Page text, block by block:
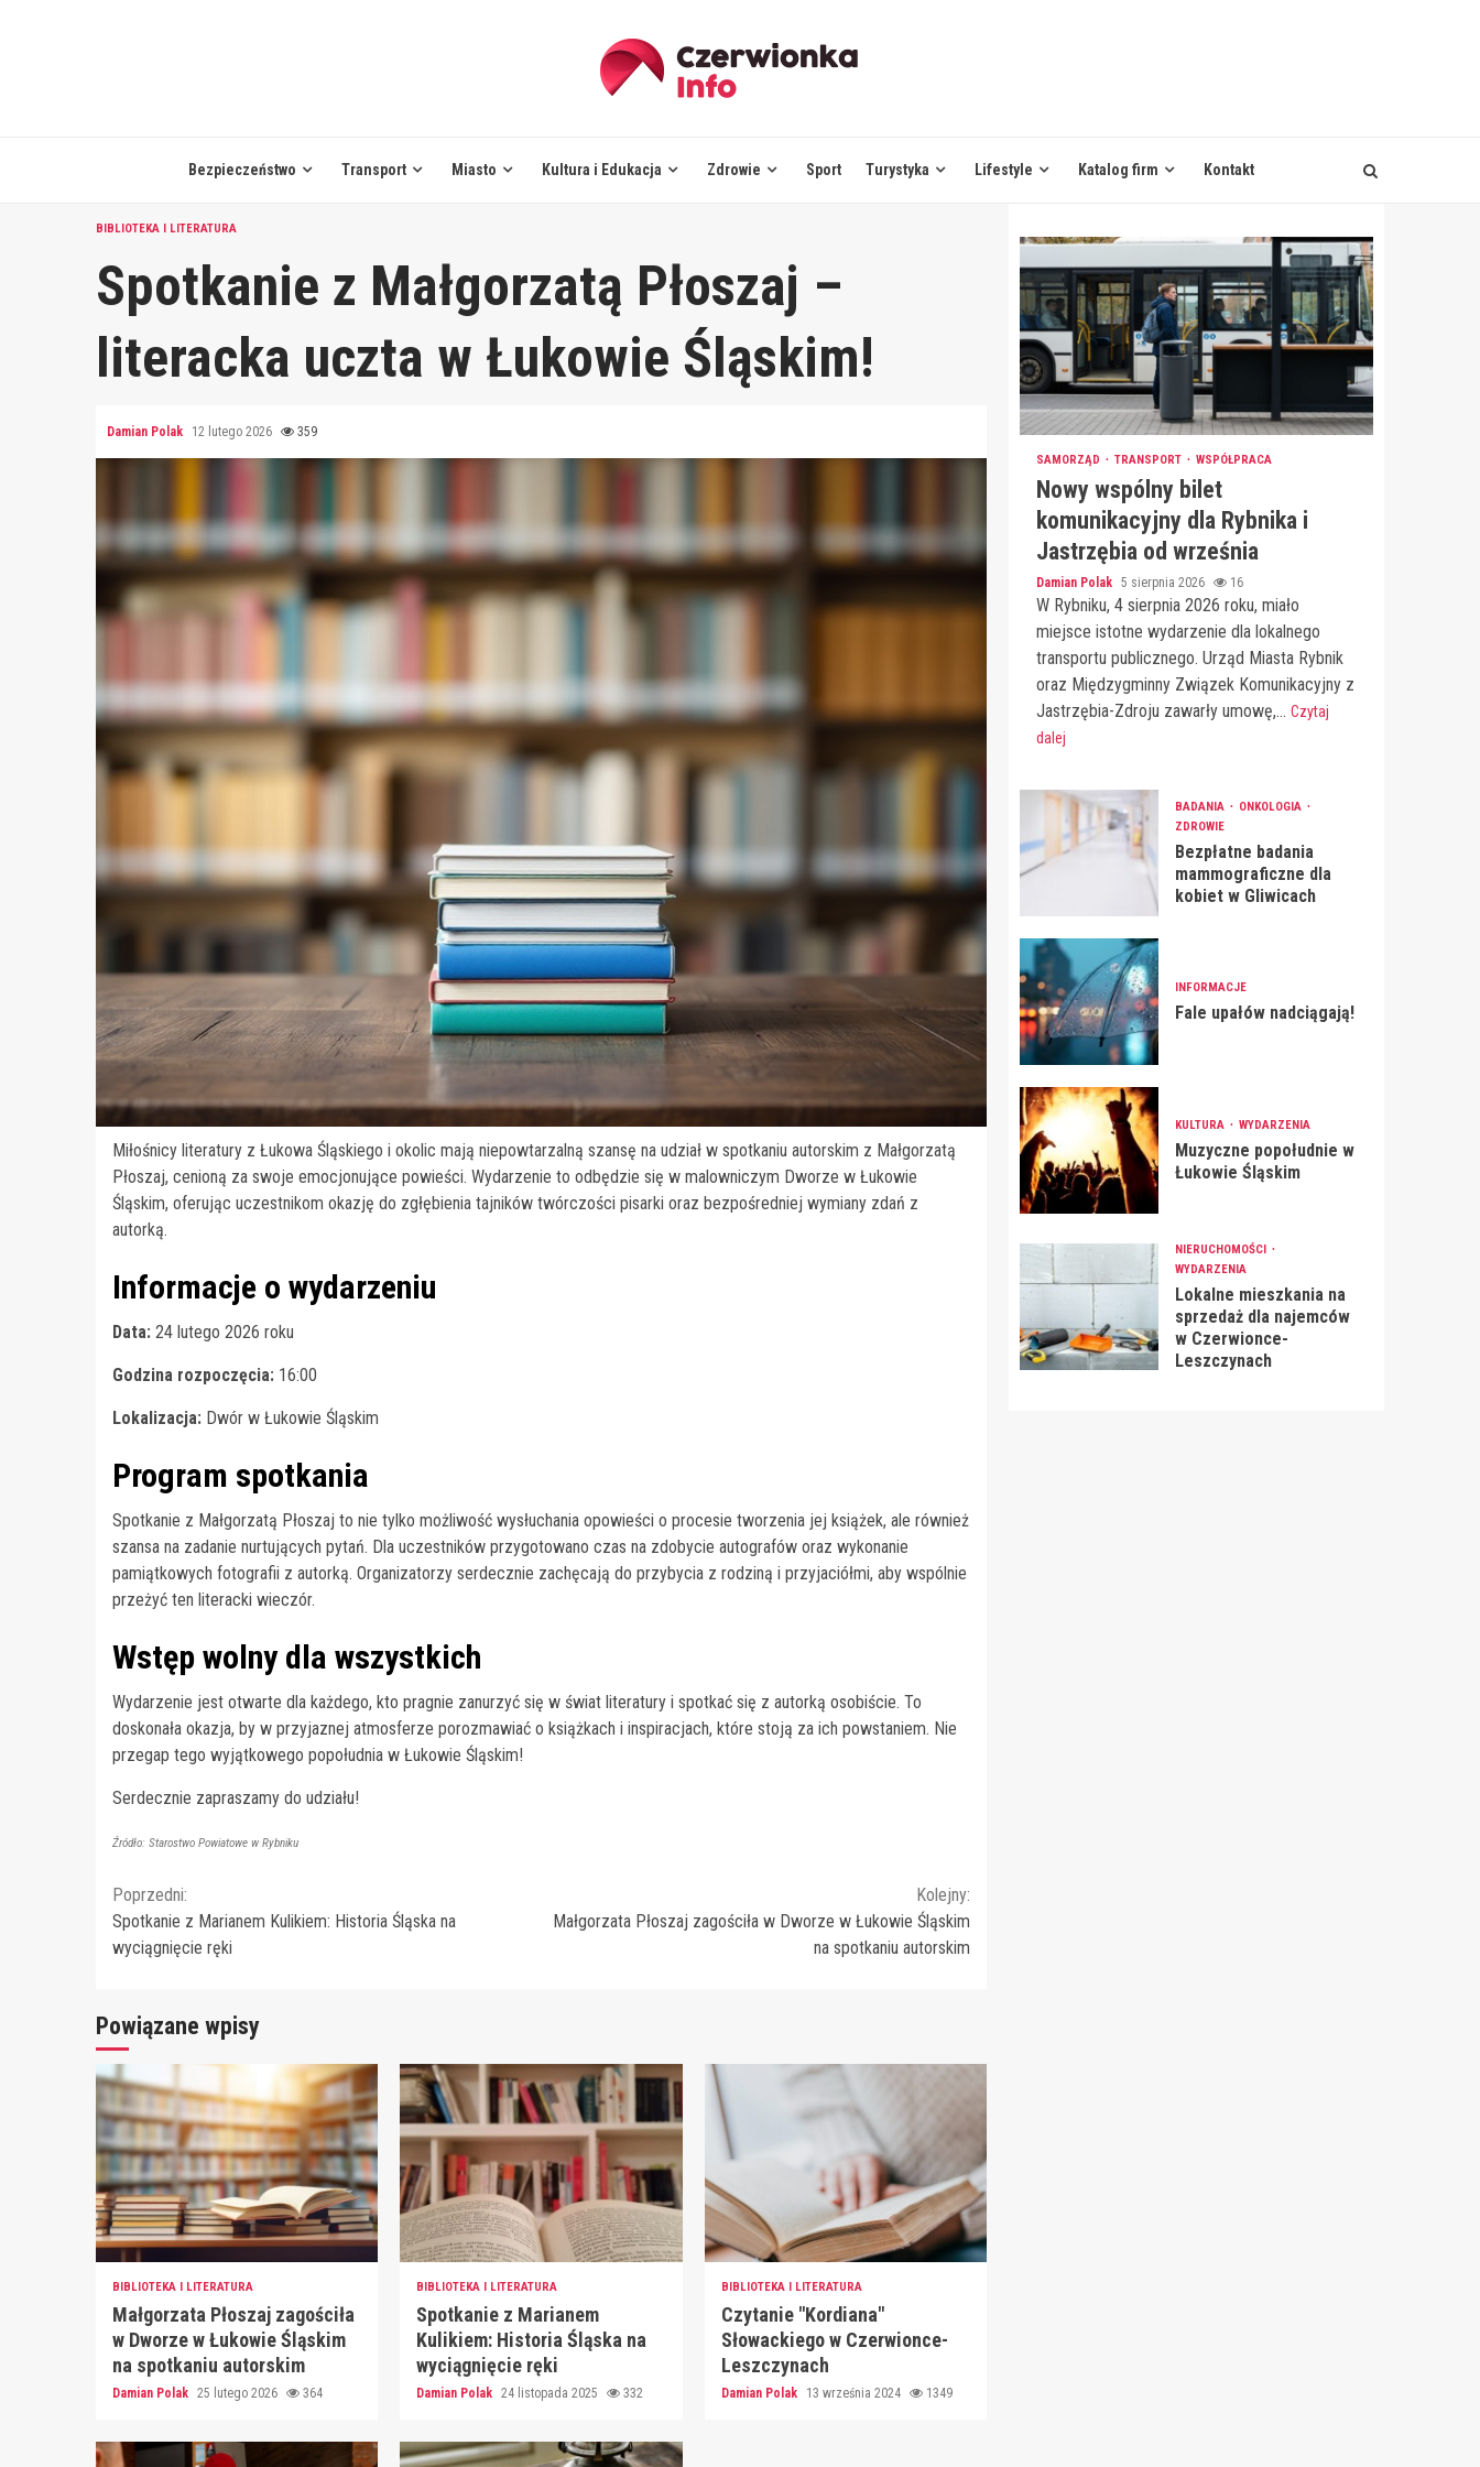
Bezpieczeństwo Transport Miasto Kultura i Edukacja Zdrowie Sport Turystyka Lifestyle Katalog firm Kontakt
BIBLIOTEKA I LITERATURA
Spotkanie z Małgorzatą Płoszaj –
literacka uczta w Łukowie Śląskim!
Damian Polak 12 lutego 2026 359
Miłośnicy literatury z Łukowa Śląskiego i okolic mają niepowtarzalną szansę na udział w spotkaniu autorskim z Małgorzatą
Płoszaj, cenioną za swoje emocjonujące powieści. Wydarzenie to odbędzie się w malowniczym Dworze w Łukowie
Śląskim, oferując uczestnikom okazję do zgłębienia tajników twórczości pisarki oraz bezpośredniej wymiany zdań z
autorką.
Informacje o wydarzeniu
Data: 24 lutego 2026 roku
Godzina rozpoczęcia: 16:00
Lokalizacja: Dwór w Łukowie Śląskim
Program spotkania
Spotkanie z Małgorzatą Płoszaj to nie tylko możliwość wysłuchania opowieści o procesie tworzenia jej książek, ale również
szansa na zadanie nurtujących pytań. Dla uczestników przygotowano czas na zdobycie autografów oraz wykonanie
pamiątkowych fotografii z autorką. Organizatorzy serdecznie zachęcają do przybycia z rodziną i przyjaciółmi, aby wspólnie
przeżyć ten literacki wieczór.
Wstęp wolny dla wszystkich
Wydarzenie jest otwarte dla każdego, kto pragnie zanurzyć się w świat literatury i spotkać się z autorką osobiście. To
doskonała okazja, by w przyjaznej atmosferze porozmawiać o książkach i inspiracjach, które stoją za ich powstaniem. Nie
przegap tego wyjątkowego popołudnia w Łukowie Śląskim!
Serdecznie zapraszamy do udziału!
Źródło: Starostwo Powiatowe w Rybniku
Continue
Reading
Poprzedni:
Spotkanie z Marianem Kulikiem: Historia Śląska na
wyciągnięcie ręki
Kolejny:
Małgorzata Płoszaj zagościła w Dworze w Łukowie Śląskim
na spotkaniu autorskim
Powiązane wpisy
BIBLIOTEKA I LITERATURA
Małgorzata Płoszaj zagościła
w Dworze w Łukowie Śląskim
na spotkaniu autorskim
Damian Polak 25 lutego 2026 364
BIBLIOTEKA I LITERATURA
Spotkanie z Marianem
Kulikiem: Historia Śląska na
wyciągnięcie ręki
Damian Polak 24 listopada 2025 332
BIBLIOTEKA I LITERATURA
Czytanie "Kordiana"
Słowackiego w Czerwionce-
Leszczynach
Damian Polak 13 września 2024 1349
SAMORZĄD TRANSPORT WSPÓŁPRACA
Nowy wspólny bilet
komunikacyjny dla Rybnika i
Jastrzębia od września
Damian Polak 5 sierpnia 2026 16
W Rybniku, 4 sierpnia 2026 roku, miało
miejsce istotne wydarzenie dla lokalnego
transportu publicznego. Urząd Miasta Rybnik
oraz Międzygminny Związek Komunikacyjny z
Jastrzębia-Zdroju zawarły umowę,... Czytaj
dalej
BADANIA
ONKOLOGIA
ZDROWIE
Bezpłatne badania
mammograficzne dla
kobiet w Gliwicach
INFORMACJE
Fale upałów nadciągają!
KULTURA WYDARZENIA
Muzyczne popołudnie w
Łukowie Śląskim
NIERUCHOMOŚCI
WYDARZENIA
Lokalne mieszkania na
sprzedaż dla najemców
w Czerwionce-
Leszczynach